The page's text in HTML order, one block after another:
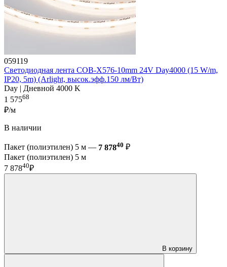
059119
Светодиодная лента COB-X576-10mm 24V Day4000 (15 W/m,
IP20, 5m) (Arlight, высок.эфф.150 лм/Вт)
Day | Дневной 4000 K
1 57568
₽/м
В наличии
Пакет (полиэтилен) 5 м — 7 87840 ₽
Пакет (полиэтилен) 5 м
7 87840₽
В корзину